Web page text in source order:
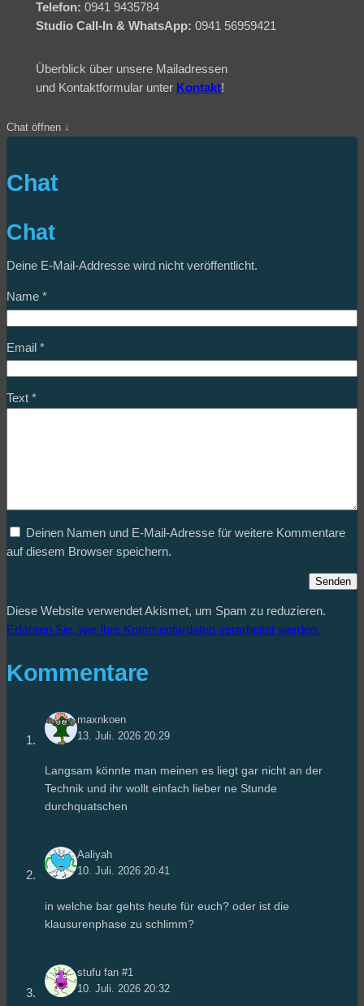
Telefon: 0941 9435784
Studio Call-In & WhatsApp: 0941 56959421
Überblick über unsere Mailadressen
und Kontaktformular unter Kontakt!
Chat öffnen ↓
Chat
Chat
Deine E-Mail-Addresse wird nicht veröffentlicht.
Name *
Email *
Text *
Deinen Namen und E-Mail-Adresse für weitere Kommentare
auf diesem Browser speichern.
Diese Website verwendet Akismet, um Spam zu reduzieren.
Erfahren Sie, wie Ihre Kommentardaten verarbeitet werden.
Kommentare
maxnkoen
13. Juli. 2026 20:29
Langsam könnte man meinen es liegt gar nicht an der
Technik und ihr wollt einfach lieber ne Stunde
durchquatschen
Aaliyah
10. Juli. 2026 20:41
in welche bar gehts heute für euch? oder ist die
klausurenphase zu schlimm?
stufu fan #1
10. Juli. 2026 20:32